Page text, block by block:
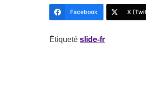
Facebook X
Étiqueté slide-fr